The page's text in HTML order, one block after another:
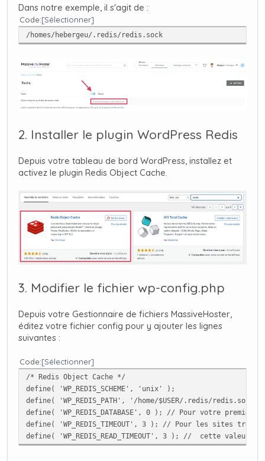
Dans notre exemple, il s'agit de :
Code Sélectionner
/homes/hebergeu/.redis/redis.sock
2. Installer le plugin WordPress Redis
Depuis votre tableau de bord WordPress, installez et
activez le plugin Redis Object Cache.
3. Modifier le fichier wp-config.php
Depuis votre Gestionnaire de fichiers MassiveHoster,
éditez votre fichier config pour y ajouter les lignes
suivantes :
Code Sélectionner
/* Redis Object Cache */
define( 'WP_REDIS_SCHEME', 'unix' );
define( 'WP_REDIS_PATH', '/home/$USER/.redis/
define( 'WP_REDIS_DATABASE', 0 ); // Pour votre
define( 'WP_REDIS_TIMEOUT', 3 ); // Pour les sites très
define( 'WP_REDIS_READ_TIMEOUT', 3 ); // cette valeur